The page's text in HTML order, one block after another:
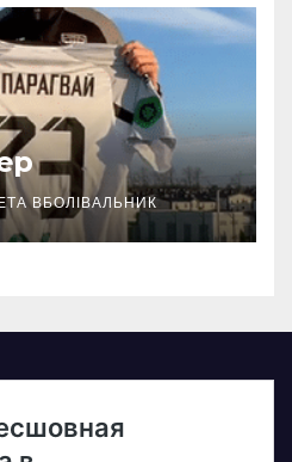
ВБОЛІВАЛЬНИК